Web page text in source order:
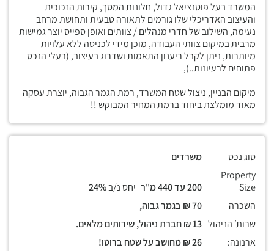
המשרד בעל פוטנציאל גדול, חלונות המסך, קירות הזכוכית
והעיצוב האדריכלי שלו גורמים לתאורה טבעית ותחושת מרחב
נעימה, השילוב של חדרי מנהלים / צוותים ואופן ספייס יוצר גמישות
מרבית במיקום צוותי העבודה, מוכן מידי לכניסה ללא עלויות
מיותרות, ניתן לקבל ריענון התאמות ושדרוג בעיצוב, (בעלי הנכס
פתוחים לרעיונות..),
מיקום הבניין, ניצול שטח המשרד, רמת הגמר הגבוה, יוצרת עסקה
מאוד מומלצת ביחוד ברמת המחיר המבוקש !!
סוג נכס
משרדים
Property
Size
יחס נ/ב
השכרה
שרות׳ הניהול
ארנונה: